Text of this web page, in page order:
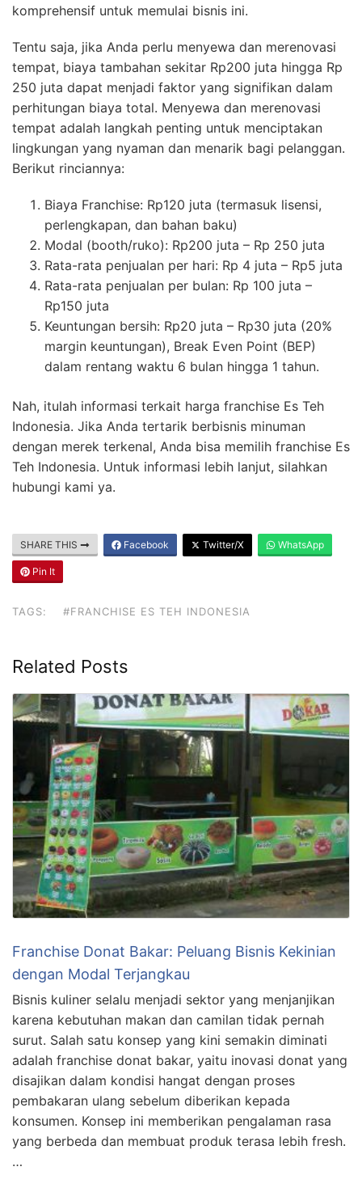
komprehensif untuk memulai bisnis ini.
Tentu saja, jika Anda perlu menyewa dan merenovasi
tempat, biaya tambahan sekitar Rp200 juta hingga Rp
250 juta dapat menjadi faktor yang signifikan dalam
perhitungan biaya total. Menyewa dan merenovasi
tempat adalah langkah penting untuk menciptakan
lingkungan yang nyaman dan menarik bagi pelanggan.
Berikut rinciannya:
Biaya Franchise: Rp120 juta (termasuk lisensi,
perlengkapan, dan bahan baku)
Modal (booth/ruko): Rp200 juta – Rp 250 juta
Rata-rata penjualan per hari: Rp 4 juta – Rp5 juta
Rata-rata penjualan per bulan: Rp 100 juta –
Rp150 juta
Keuntungan bersih: Rp20 juta – Rp30 juta (20%
margin keuntungan), Break Even Point (BEP)
dalam rentang waktu 6 bulan hingga 1 tahun.
Nah, itulah informasi terkait harga franchise Es Teh
Indonesia. Jika Anda tertarik berbisnis minuman
dengan merek terkenal, Anda bisa memilih franchise Es
Teh Indonesia. Untuk informasi lebih lanjut, silahkan
hubungi kami ya.
SHARE THIS Facebook Twitter/X WhatsApp
Pin It
TAGS: #FRANCHISE ES TEH INDONESIA
Related Posts
Franchise Donat Bakar: Peluang Bisnis Kekinian
dengan Modal Terjangkau
Bisnis kuliner selalu menjadi sektor yang menjanjikan
karena kebutuhan makan dan camilan tidak pernah
surut. Salah satu konsep yang kini semakin diminati
adalah franchise donat bakar, yaitu inovasi donat yang
disajikan dalam kondisi hangat dengan proses
pembakaran ulang sebelum diberikan kepada
konsumen. Konsep ini memberikan pengalaman rasa
yang berbeda dan membuat produk terasa lebih fresh.
…